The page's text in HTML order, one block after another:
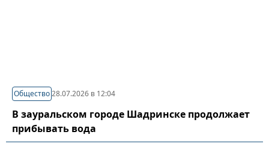
Общество28.07.2026 в 12:04
В зауральском городе Шадринске продолжает
прибывать вода